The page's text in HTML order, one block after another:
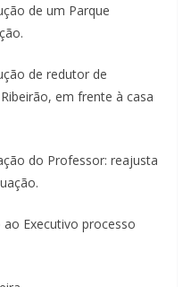
de um Parque
de redutor de
em frente à casa
do Professor: reajusta
ao Executivo processo